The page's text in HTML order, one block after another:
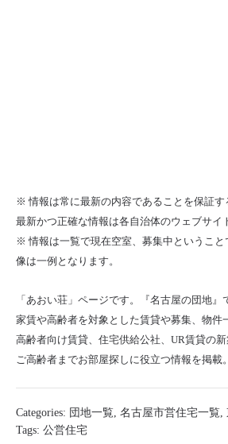
※ 情報は常に最新の内容であることを保証す
最新かつ正確な情報は各自治体のウェブサイ
※ 情報は一覧で現在空室、募集中というこ
像は一例となります。
「あおい荘」ページです。『名古屋の団地
家賃や高齢者を対象とした賃貸や募集、物件
高齢者向け賃貸、住宅供給公社、UR賃貸の
ご高齢者までお部屋探しに役立つ情報を掲載。
Categories: 団地一覧, 名古屋市営住宅一覧,
Tags: 公営住宅